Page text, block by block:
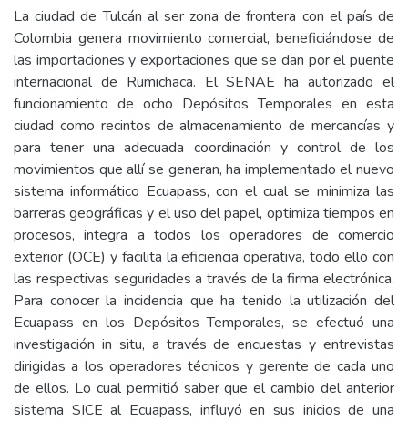
La ciudad de Tulcán al ser zona de frontera con el país de
Colombia genera movimiento comercial, beneficiándose de
las importaciones y exportaciones que se dan por el puente
internacional de Rumichaca. El SENAE ha autorizado el
funcionamiento de ocho Depósitos Temporales en esta
ciudad como recintos de almacenamiento de mercancías y
para tener una adecuada coordinación y control de los
movimientos que allí se generan, ha implementado el nuevo
sistema informático Ecuapass, con el cual se minimiza las
barreras geográficas y el uso del papel, optimiza tiempos en
procesos, integra a todos los operadores de comercio
exterior (OCE) y facilita la eficiencia operativa, todo ello con
las respectivas seguridades a través de la firma electrónica.
Para conocer la incidencia que ha tenido la utilización del
Ecuapass en los Depósitos Temporales, se efectuó una
investigación in situ, a través de encuestas y entrevistas
dirigidas a los operadores técnicos y gerente de cada uno
de ellos. Lo cual permitió saber que el cambio del anterior
sistema SICE al Ecuapass, influyó en sus inicios de una